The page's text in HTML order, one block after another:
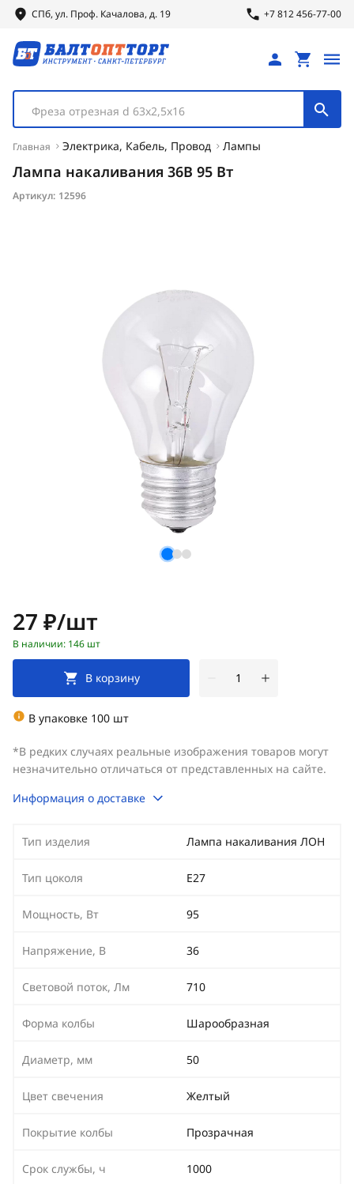
СПб, ул. Проф. Качалова, д. 19 +7 812 456-77-00
Фреза отрезная d 63х2,5х16
Главная Электрика, Кабель, Провод Лампы
Лампа накаливания 36В 95 Вт
Артикул: 12596
Цена:
27 ₽/шт
В наличии: 146 шт
В корзину
В упаковке 100 шт
*В редких случаях реальные изображения товаров могут
незначительно отличаться от представленных на сайте.
Информация о доставке
Тип изделия Лампа накаливания ЛОН
Тип цоколя E27
Мощность, Вт 95
Напряжение, В 36
Световой поток, Лм 710
Форма колбы Шарообразная
Диаметр, мм 50
Цвет свечения Желтый
Покрытие колбы Прозрачная
Срок службы, ч 1000